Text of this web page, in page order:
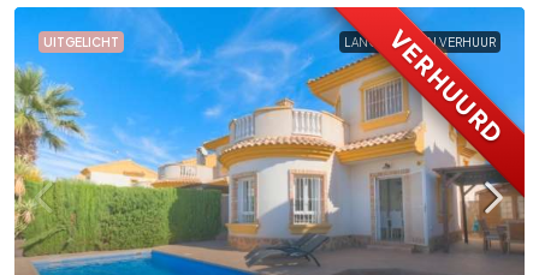
UITGELICHT VERHUURD
LANGE TERMIJN VERHUUR